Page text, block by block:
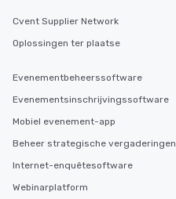
Cvent Supplier Network
Oplossingen ter plaatse
Evenementbeheerssoftware
Evenementsinschrijvingssoftware
Mobiel evenement-app
Beheer strategische vergaderingen
Internet-enquêtesoftware
Webinarplatform